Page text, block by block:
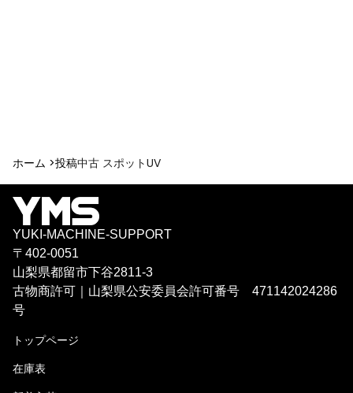
ホーム >投稿中古 スポットUV
YUKI-MACHINE-SUPPORT
〒402-0051
山梨県都留市下谷2811-3
古物商許可｜山梨県公安委員会許可番号 471142024286
号
トップページ
在庫表